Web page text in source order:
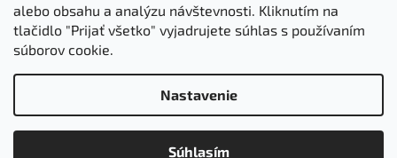
alebo obsahu a analýzu návštevnosti. Kliknutím na
tlačidlo "Prijať všetko" vyjadrujete súhlas s používaním
súborov cookie.
Nastavenie
Súhlasím
Vytvoril Shoptet